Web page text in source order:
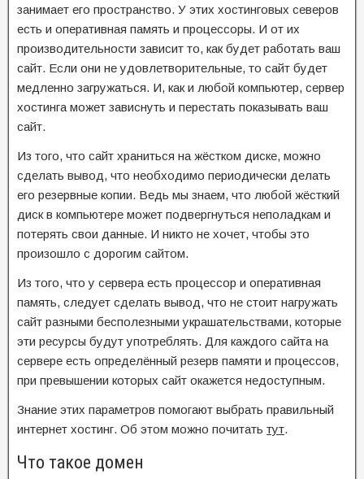
занимает его пространство. У этих хостинговых северов
есть и оперативная память и процессоры. И от их
производительности зависит то, как будет работать ваш
сайт. Если они не удовлетворительные, то сайт будет
медленно загружаться. И, как и любой компьютер, сервер
хостинга может зависнуть и перестать показывать ваш
сайт.
Из того, что сайт храниться на жёстком диске, можно
сделать вывод, что необходимо периодически делать
его резервные копии. Ведь мы знаем, что любой жёсткий
диск в компьютере может подвергнуться неполадкам и
потерять свои данные. И никто не хочет, чтобы это
произошло с дорогим сайтом.
Из того, что у сервера есть процессор и оперативная
память, следует сделать вывод, что не стоит нагружать
сайт разными бесполезными украшательствами, которые
эти ресурсы будут употреблять. Для каждого сайта на
сервере есть определённый резерв памяти и процессов,
при превышении которых сайт окажется недоступным.
Знание этих параметров помогают выбрать правильный
интернет хостинг. Об этом можно почитать тут.
Что такое домен